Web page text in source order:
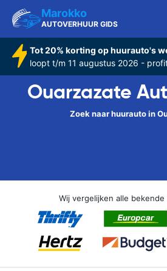
Marokko
AUTOVERHUUR GIDS
Tot 20% korting op huurauto's
loopt t/m 11 augustus 2026 -
Ouarzazate
Zoek naar huurauto in
Wij vergelijken alle